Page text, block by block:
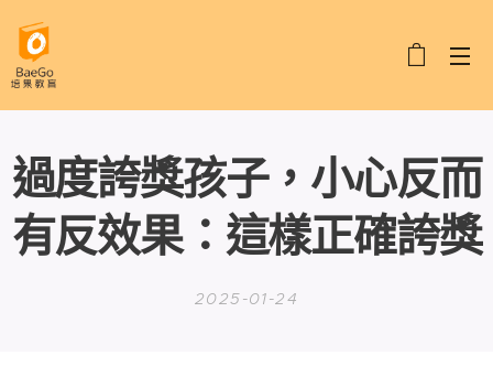
過度誇獎孩子，小心反而
有反效果：這樣正確誇獎
2025-01-24